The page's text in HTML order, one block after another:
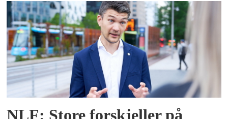
NLF: Store forskjeller på